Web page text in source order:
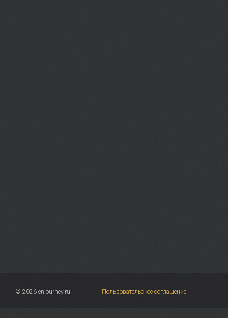
© 2026 enjourney.ru Пользовательское соглашение